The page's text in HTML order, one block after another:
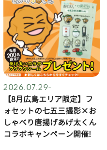
2026.07.29-
【8月広島エリア限定】フ
ォセットの七五三撮影×お
しゃべり唐揚げあげ太くん
コラボキャンペーン開催!